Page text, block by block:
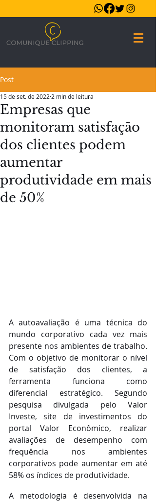
Post
Empresas que
monitoram satisfação
dos clientes podem
aumentar
produtividade em mais
de 50%
15 de set. de 2022 2 min de leitura
A autoavaliação é uma técnica do
mundo corporativo cada vez mais
presente nos ambientes de trabalho.
Com o objetivo de monitorar o nível
de satisfação dos clientes, a
ferramenta funciona como
diferencial estratégico. Segundo
pesquisa divulgada pelo Valor
Investe, site de investimentos do
portal Valor Econômico, realizar
avaliações de desempenho com
frequência nos ambientes
corporativos pode aumentar em até
58% os índices de produtividade.
A metodologia é desenvolvida na